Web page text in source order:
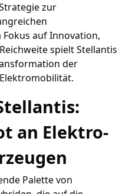
zur
auf Innovation,
spielt Stellantis
der
an Elektro-
Palette von